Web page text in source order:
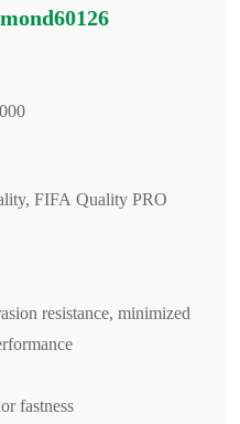
FIFA Quality PRO
resistance, minimized
fastness